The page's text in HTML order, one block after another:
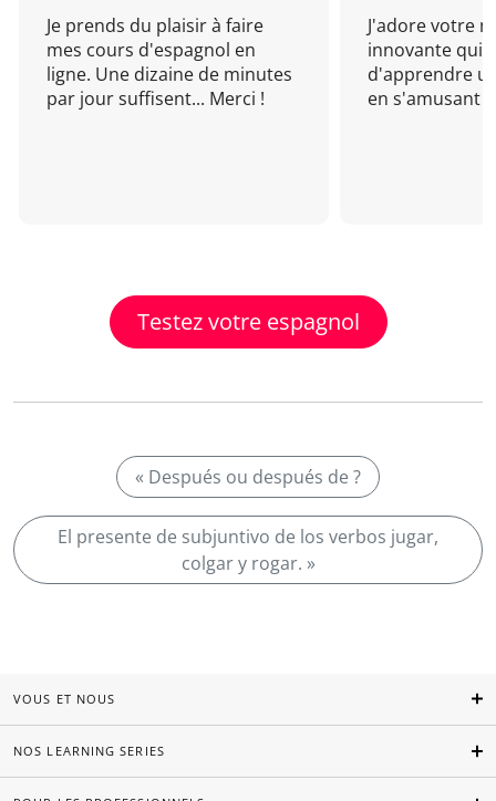
Je prends du plaisir à faire
mes cours d'espagnol en
ligne. Une dizaine de minutes
par jour suffisent... Merci !
J'adore votre
innovante qui
d'apprendre
en s'amusant !
Testez votre espagnol
« Después ou después de ?
El presente de subjuntivo de los verbos jugar,
colgar y rogar. »
VOUS ET NOUS
NOS LEARNING SERIES